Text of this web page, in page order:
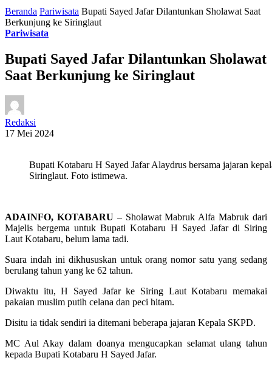
Beranda Pariwisata Bupati Sayed Jafar Dilantunkan Sholawat Saat
Berkunjung ke Siringlaut
Pariwisata
Bupati Sayed Jafar Dilantunkan Sholawat
Saat Berkunjung ke Siringlaut
Redaksi
17 Mei 2024
Bupati Kotabaru H Sayed Jafar Alaydrus bersama jajaran
Siringlaut. Foto istimewa.
ADAINFO, KOTABARU – Sholawat Mabruk Alfa Mabruk dari
Majelis bergema untuk Bupati Kotabaru H Sayed Jafar di Siring
Laut Kotabaru, belum lama tadi.
Suara indah ini dikhususkan untuk orang nomor satu yang sedang
berulang tahun yang ke 62 tahun.
Diwaktu itu, H Sayed Jafar ke Siring Laut Kotabaru memakai
pakaian muslim putih celana dan peci hitam.
Disitu ia tidak sendiri ia ditemani beberapa jajaran Kepala SKPD.
MC Aul Akay dalam doanya mengucapkan selamat ulang tahun
kepada Bupati Kotabaru H Sayed Jafar.